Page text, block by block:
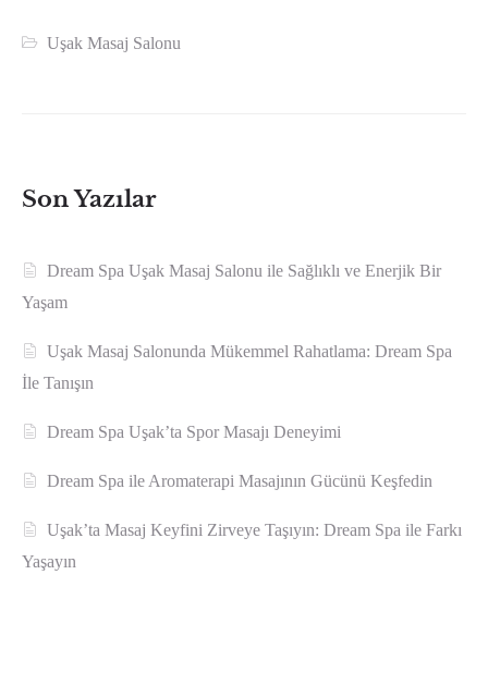
Uşak Masaj Salonu
Son Yazılar
Dream Spa Uşak Masaj Salonu ile Sağlıklı ve Enerjik Bir
Yaşam
Uşak Masaj Salonunda Mükemmel Rahatlama: Dream Spa
İle Tanışın
Dream Spa Uşak’ta Spor Masajı Deneyimi
Dream Spa ile Aromaterapi Masajının Gücünü Keşfedin
Uşak’ta Masaj Keyfini Zirveye Taşıyın: Dream Spa ile Farkı
Yaşayın